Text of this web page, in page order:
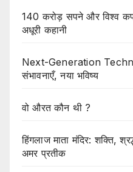
140 करोड़ सपने और विश्व
अधूरी कहानी
Next-Generation
संभावनाएँ, नया भविष्य
वो औरत कौन थी ?
हिंगलाज माता मंदिर: शक्ति,
अमर प्रतीक